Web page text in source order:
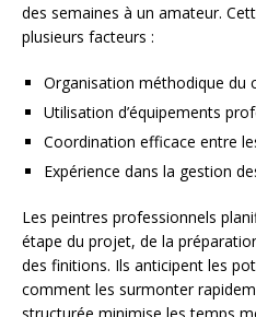
des semaines à un amateur.
plusieurs facteurs :
Organisation méthodique du
Utilisation d’équipements
Coordination efficace entre
Expérience dans la gestion
Les peintres professionnels
étape du projet, de la
des finitions. Ils anticipent les
comment les surmonter